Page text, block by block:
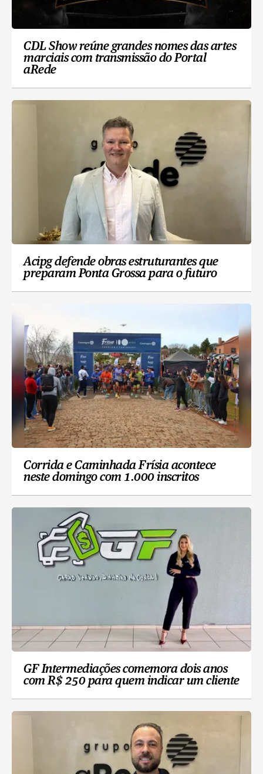
CDL Show reúne grandes nomes das artes
marciais com transmissão do Portal
aRede
Acipg defende obras estruturantes que
preparam Ponta Grossa para o futuro
Corrida e Caminhada Frísia acontece
neste domingo com 1.000 inscritos
GF Intermediações comemora dois anos
com R$ 250 para quem indicar um cliente